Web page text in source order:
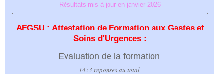
Résultats mis à jour en janvier 2026
AFGSU : Attestation de Formation aux Gestes et
Soins d'Urgences :
Evaluation de la formation
1433 reponses au total